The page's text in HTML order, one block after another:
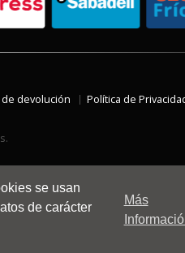
se usan
de carácter
Más
de devolución Política de